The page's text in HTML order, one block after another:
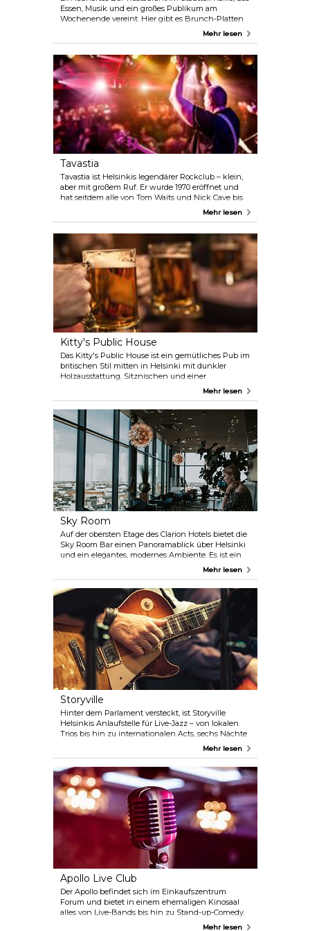
Essen, Musik und ein großes Publikum am
Wochenende vereint. Hier gibt es Brunch-Platten
im Berliner Stil oder vegetarische Gerichte sowie
Sommerabende und an den meisten Abenden gibt
es DJs oder Live-Auftritte.
Mehr lesen
Tavastia
Tavastia ist Helsinkis legendärer Rockclub – klein,
aber mit großem Ruf. Er wurde 1970 eröffnet und
hat seitdem alle von Tom Waits und Nick Cave bis
hin zu Nightwish und The 69 Eyes beherbergt. Der
großartiger Akustik und einer schnörkellosen
Ausstattung, die die Musik in den Mittelpunkt stellt.
Mehr lesen
Kitty's Public House
Das Kitty's Public House ist ein gemütliches Pub im
britischen Stil mitten in Helsinki mit dunkler
Holzausstattung, Sitznischen und einer
entspannten Kundschaft. Die Bierkarte ist stark auf
wechselnde Fassbiere, importierte Flaschenbiere
und sogar Real Ale, das direkt aus dem Fass gezapft
wird. Außerdem gibt es eine gute Auswahl an
finnischen Craft-Bieren und Cidres sowie
klassische Pub-Gerichte, Darts und Brettspiele.
Mehr lesen
Sky Room
Auf der obersten Etage des Clarion Hotels bietet die
Sky Room Bar einen Panoramablick über Helsinki
und ein elegantes, modernes Ambiente. Es ist ein
großartiger Ort für Cocktails – egal, ob Sie Signature-
Kreationen oder Klassiker bevorzugen. Kommen Sie
wegen der Aussicht und bleiben Sie wegen der
Atmosphäre. Sie müssen kein Hotelgast sein, um
die Sky Room Bar zu genießen.
Mehr lesen
Storyville
Hinter dem Parlament versteckt, ist Storyville
Helsinkis Anlaufstelle für Live-Jazz – von lokalen
Trios bis hin zu internationalen Acts, sechs Nächte
die Woche. Die Bar im Obergeschoss ist eher
während es im Erdgeschoss lauter und lebhafter
zugeht. Die Küche serviert bis spät in die Nacht
Cajun-Creole-Gerichte, und im Sommer ist die
Terrasse ein beliebter Treffpunkt der Einwohner. Es
fühlt sich an wie ein Stück New Orleans im
Norden.
Mehr lesen
Apollo Live Club
Der Apollo befindet sich im Einkaufszentrum
Forum und bietet in einem ehemaligen Kinosaal
alles von Live-Bands bis hin zu Stand-up-Comedy.
Die gestuften Sitzplätze und privaten Kabinen
Mehr lesen